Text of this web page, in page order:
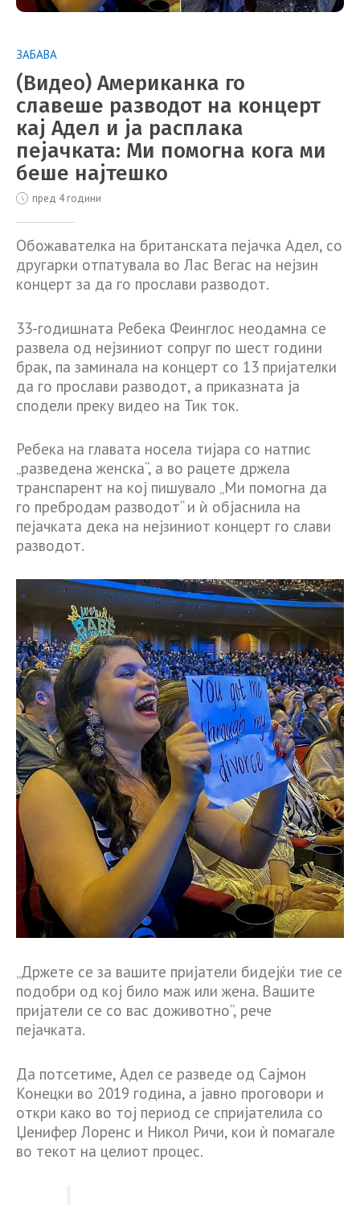
ЗАБАВА
(Видео) Американка го
славеше разводот на концерт
кај Адел и ја расплака
пејачката: Ми помогна кога ми
беше најтешко
пред 4 години
Обожавателка на британската пејачка Адел, со
другарки отпатувала во Лас Вегас на нејзин
концерт за да го прослави разводот.
33-годишната Ребека Феинглос неодамна се
развела од нејзиниот сопруг по шест години
брак, па заминала на концерт со 13 пријателки
да го прослави разводот, а приказната ја
сподели преку видео на Тик ток.
Ребека на главата носела тијара со натпис
„разведена женска“, а во рацете држела
транспарент на кој пишувало „Ми помогна да
го пребродам разводот“ и ѝ објаснила на
пејачката дека на нејзиниот концерт го слави
разводот.
„Држете се за вашите пријатели бидејќи тие се
подобри од кој било маж или жена. Вашите
пријатели се со вас доживотно”, рече
пејачката.
Да потсетиме, Адел се разведе од Сајмон
Конецки во 2019 година, а јавно проговори и
откри како во тој период се спријателила со
Џенифер Лоренс и Никол Ричи, кои ѝ помагале
во текот на целиот процес.